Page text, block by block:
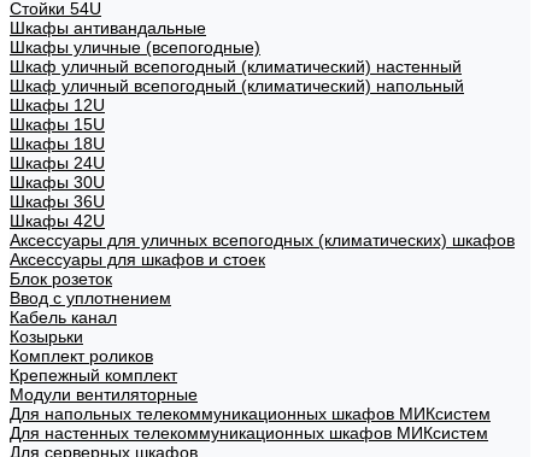
Стойки 54U
Шкафы антивандальные
Шкафы уличные (всепогодные)
Шкаф уличный всепогодный (климатический) настенный
Шкаф уличный всепогодный (климатический) напольный
Шкафы 12U
Шкафы 15U
Шкафы 18U
Шкафы 24U
Шкафы 30U
Шкафы 36U
Шкафы 42U
Аксессуары для уличных всепогодных (климатических) шкафов
Аксессуары для шкафов и стоек
Блок розеток
Ввод с уплотнением
Кабель канал
Козырьки
Комплект роликов
Крепежный комплект
Модули вентиляторные
Для напольных телекоммуникационных шкафов МИКсистем
Для настенных телекоммуникационных шкафов МИКсистем
Для серверных шкафов